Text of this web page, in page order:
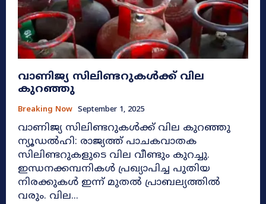
വാണിജ്യ സിലിണ്ടറുകൾക്ക് വില
കുറഞ്ഞു
Breaking Now September 1, 2025
വാണിജ്യ സിലിണ്ടറുകൾക്ക് വില കുറഞ്ഞു
ന്യൂഡൽഹി: രാജ്യത്ത് പാചകവാതക
സിലിണ്ടറുകളുടെ വില വീണ്ടും കുറച്ചു.
ഇന്ധനക്കമ്പനികൾ പ്രഖ്യാപിച്ച പുതിയ
നിരക്കുകൾ ഇന്ന് മുതൽ പ്രാബല്യത്തിൽ
വരും. വില...